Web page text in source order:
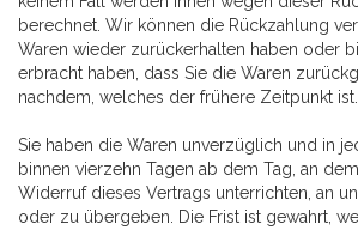
berechnet. Wir können die Rückzahlung
Waren wieder zurückerhalten haben oder
erbracht haben, dass Sie die Waren
nachdem, welches der frühere Zeitpunkt ist.
Sie haben die Waren unverzüglich und in
binnen vierzehn Tagen ab dem Tag, an
Widerruf dieses Vertrags unterrichten, an
oder zu übergeben. Die Frist ist gewahrt,